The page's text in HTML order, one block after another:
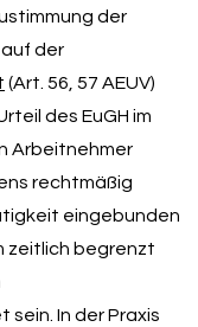
der
der
(Art. 56, 57 AEUV)
des EuGH im
Arbeitnehmer
rechtmäßig
eingebunden
zeitlich begrenzt
In der Praxis